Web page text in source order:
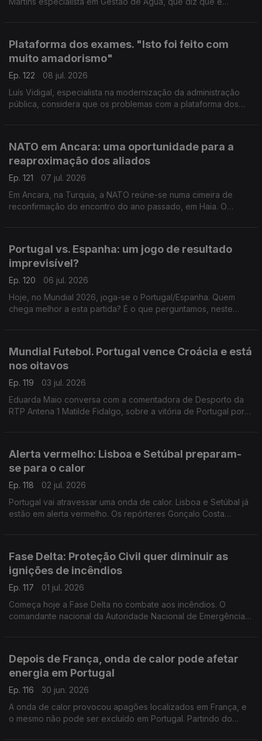
Plataforma dos exames. "Isto foi feito com
muito amadorismo"
Ep. 122
08 jul. 2026
Luís Vidigal, especialista na modernização da administração
pública, considera que os problemas com a plataforma dos
NATO em Ancara: uma oportunidade para a
reaproximação dos aliados
Ep. 121
07 jul. 2026
Em Ancara, na Turquia, a NATO reúne-se numa cimeira de
reconfirmação do encontro do ano passado, em Haia. O
Portugal vs. Espanha: um jogo de resultado
imprevisível?
Ep. 120
06 jul. 2026
Hoje, no Mundial 2026, joga-se o Portugal/Espanha. Quem
chega melhor a esta partida? É o que perguntamos, neste
Mundial Futebol. Portugal vence Croácia e está
nos oitavos
Ep. 119
03 jul. 2026
Eduarda Maio conversa com a comentadora de Desporto da
RTP Antena 1 Matilde Fidalgo, sobre a vitória de Portugal por
Alerta vermelho: Lisboa e Setúbal preparam-
se para o calor
Ep. 118
02 jul. 2026
Portugal vai atravessar uma onda de calor. Lisboa e Setúbal já
estão em alerta vermelho. Os repórteres Gonçalo Costa
Fase Delta: Proteção Civil quer diminuir as
ignições de incêndios
Ep. 117
01 jul. 2026
Começa hoje a Fase Delta no combate aos incêndios. O
comandante nacional da Autoridade Nacional de Emergência e
Depois de França, onda de calor pode afetar
energia em Portugal
Ep. 116
30 jun. 2026
A onda de calor provocou apagões localizados em França, e
o mesmo não pode ser excluído em Portugal. Partindo do